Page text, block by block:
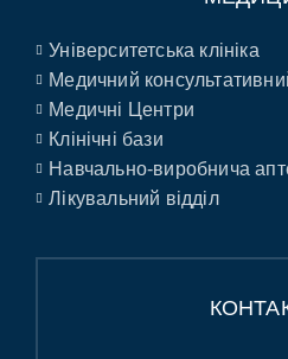
Університетська клініка
Медичний
Медичні Центри
Клінічні бази
Навчально-виробнича
Лікувальний відділ